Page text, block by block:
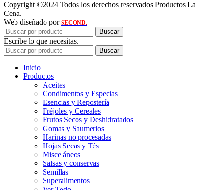
Copyright ©2024 Todos los derechos reservados Productos La
Cena.
Web diseñado por SECOND.
Buscar
Escribe lo que necesitas.
Buscar
Inicio
Productos
Aceites
Condimentos y Especias
Esencias y Repostería
Fréjoles y Cereales
Frutos Secos y Deshidratados
Gomas y Saumerios
Harinas no procesadas
Hojas Secas y Tés
Misceláneos
Salsas y conservas
Semillas
Superalimentos